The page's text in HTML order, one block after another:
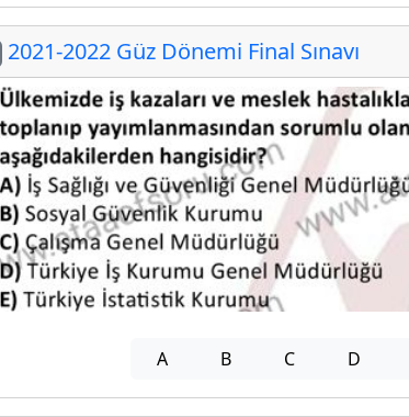
2021-2022 Güz Dönemi Final Sınavı
A B C D